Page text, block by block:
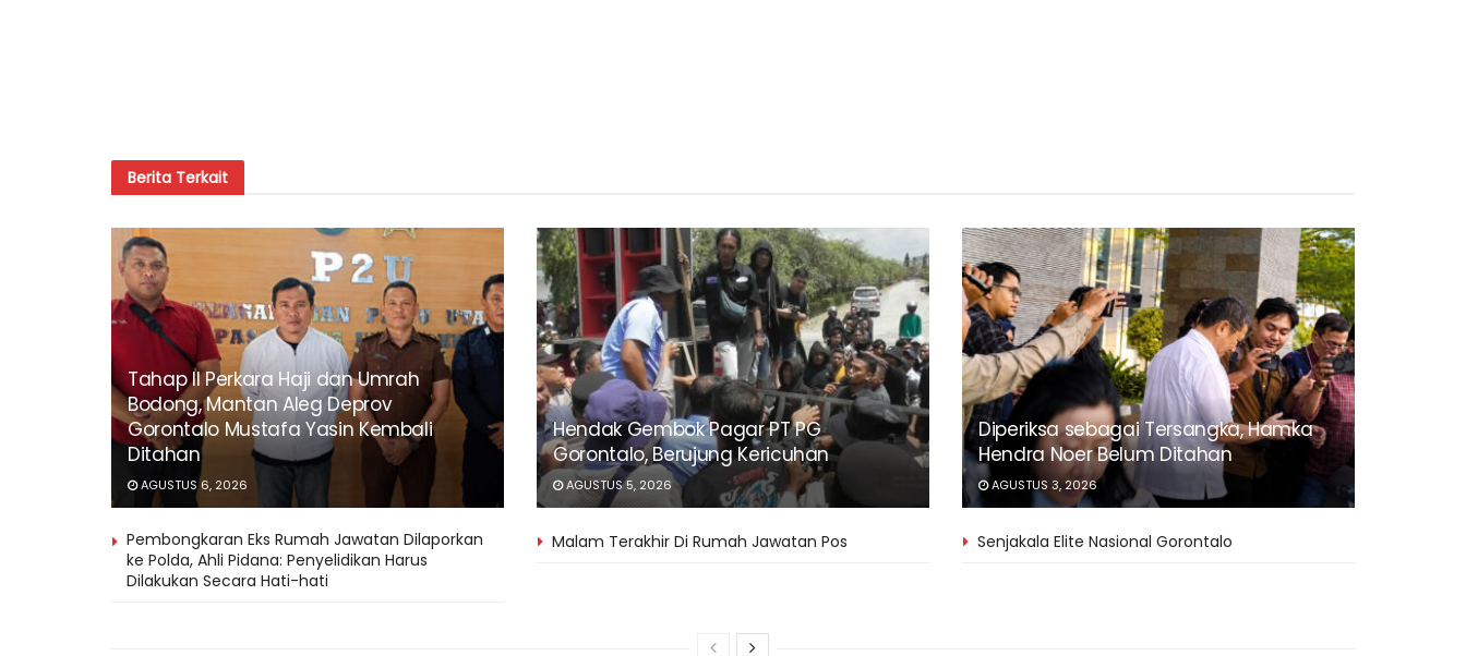
Berita Terkait
Tahap II Perkara Haji dan Umrah
Bodong, Mantan Aleg Deprov
Gorontalo Mustafa Yasin Kembali
Ditahan
AGUSTUS 6, 2026
Hendak Gembok Pagar PT PG
Gorontalo, Berujung Kericuhan
AGUSTUS 5, 2026
Diperiksa sebagai Tersangka, Hamka
Hendra Noer Belum Ditahan
AGUSTUS 3, 2026
Pembongkaran Eks Rumah Jawatan Dilaporkan
ke Polda, Ahli Pidana: Penyelidikan Harus
Dilakukan Secara Hati-hati
Malam Terakhir Di Rumah Jawatan Pos Senjakala Elite Nasional Gorontalo